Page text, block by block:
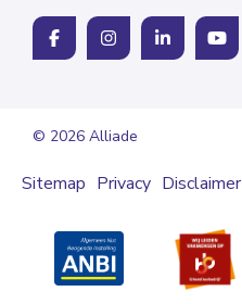
© 2026 Alliade
Sitemap Privacy Disclaimer